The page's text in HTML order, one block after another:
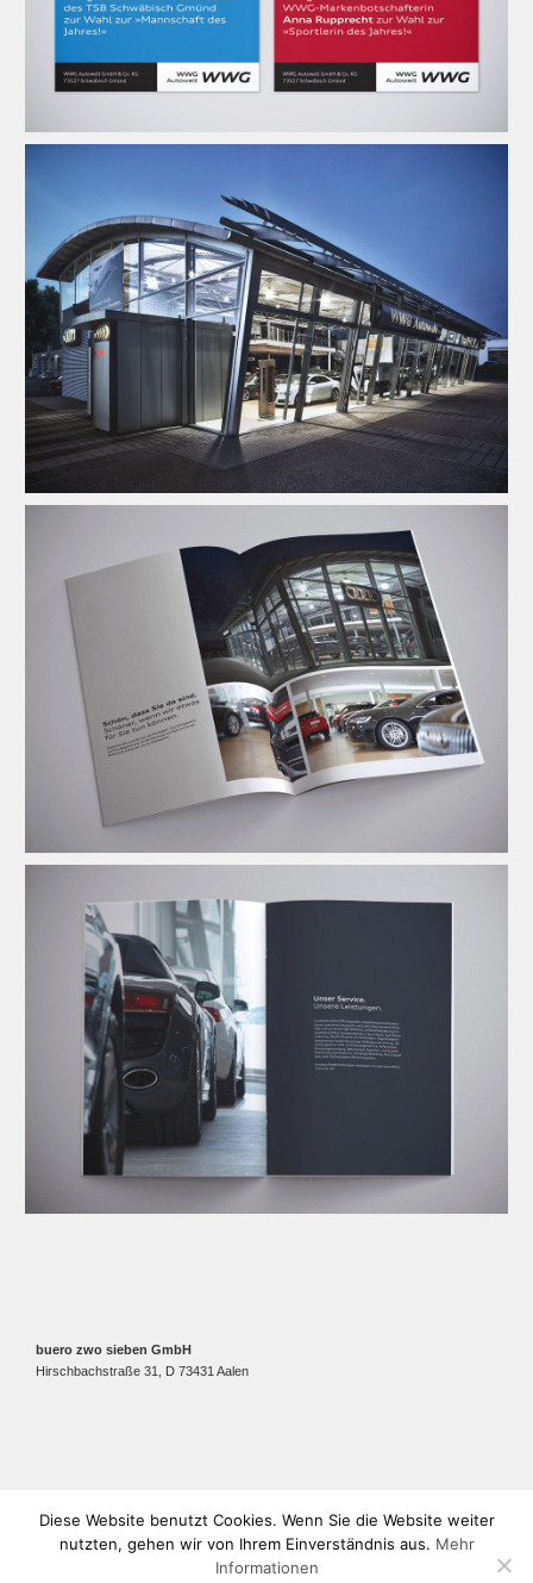
buero zwo sieben GmbH
Hirschbachstraße 31, D 73431 Aalen
AGB | Impressum | Datenschutz
Diese Website benutzt Cookies. Wenn Sie die Website weiter
nutzten, gehen wir von Ihrem Einverständnis aus. Mehr
Informationen